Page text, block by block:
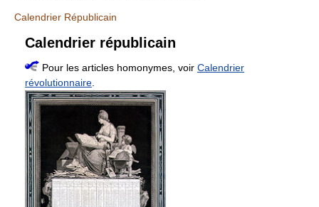
Calendrier Républicain
Calendrier républicain
Pour les articles homonymes, voir Calendrier
révolutionnaire